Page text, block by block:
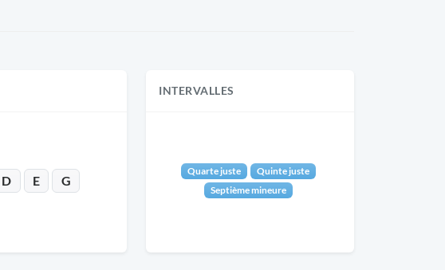
D E G
INTERVALLES
Quarte juste
Quinte juste
Septième mineure